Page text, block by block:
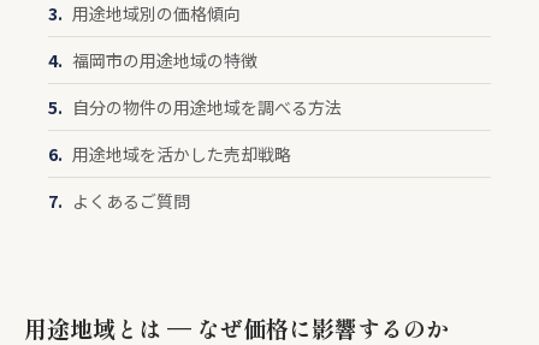
用途地域別の価格傾向
福岡市の用途地域の特徴
自分の物件の用途地域を調べる方法
用途地域を活かした売却戦略
よくあるご質問
用途地域とは — なぜ価格に影響するのか